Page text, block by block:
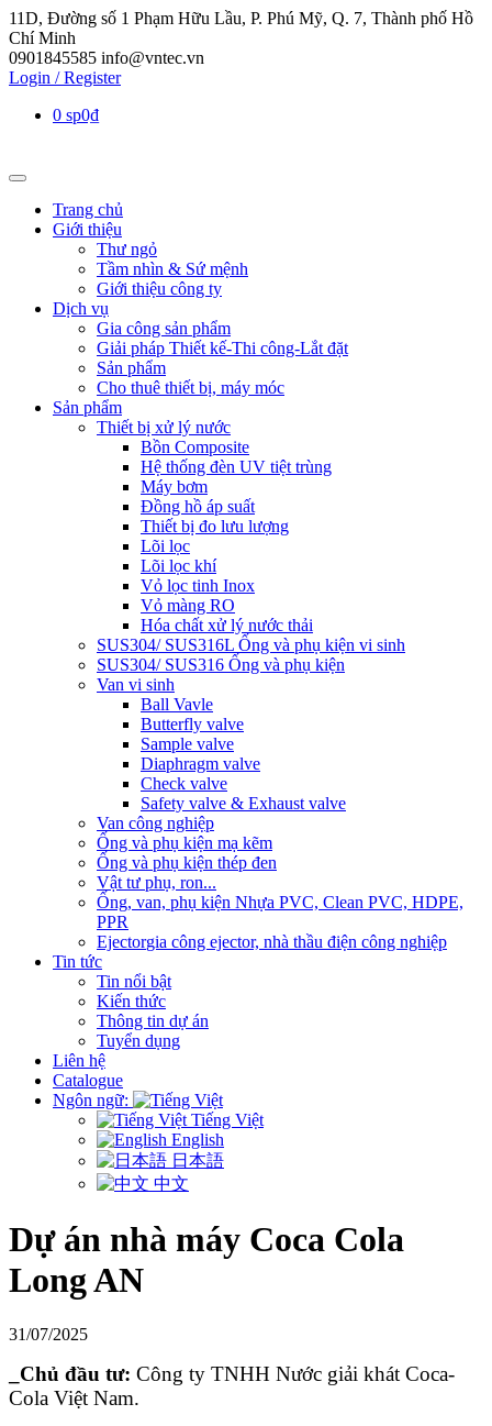
11D, Đường số 1 Phạm Hữu Lầu, P. Phú Mỹ, Q. 7, Thành phố Hồ
Chí Minh
0901845585 info@vntec.vn
Login / Register
0 sp0₫
Trang chủ
Giới thiệu
Thư ngỏ
Tầm nhìn & Sứ mệnh
Giới thiệu công ty
Dịch vụ
Gia công sản phẩm
Giải pháp Thiết kế-Thi công-Lắt đặt
Sản phẩm
Cho thuê thiết bị, máy móc
Sản phẩm
Thiết bị xử lý nước
Bồn Composite
Hệ thống đèn UV tiệt trùng
Máy bơm
Đồng hồ áp suất
Thiết bị đo lưu lượng
Lõi lọc
Lõi lọc khí
Vỏ lọc tinh Inox
Vỏ màng RO
Hóa chất xử lý nước thải
SUS304/ SUS316L Ống và phụ kiện vi sinh
SUS304/ SUS316 Ống và phụ kiện
Van vi sinh
Ball Vavle
Butterfly valve
Sample valve
Diaphragm valve
Check valve
Safety valve & Exhaust valve
Van công nghiệp
Ống và phụ kiện mạ kẽm
Ống và phụ kiện thép đen
Vật tư phụ, ron...
Ống, van, phụ kiện Nhựa PVC, Clean PVC, HDPE,
PPR
Ejectorgia công ejector, nhà thầu điện công nghiệp
Tin tức
Tin nổi bật
Kiến thức
Thông tin dự án
Tuyển dụng
Liên hệ
Catalogue
Ngôn ngữ:
Tiếng Việt
English
日本語
中文
Dự án nhà máy Coca Cola
Long AN
31/07/2025
_Chủ đầu tư: Công ty TNHH Nước giải khát Coca-
Cola Việt Nam.